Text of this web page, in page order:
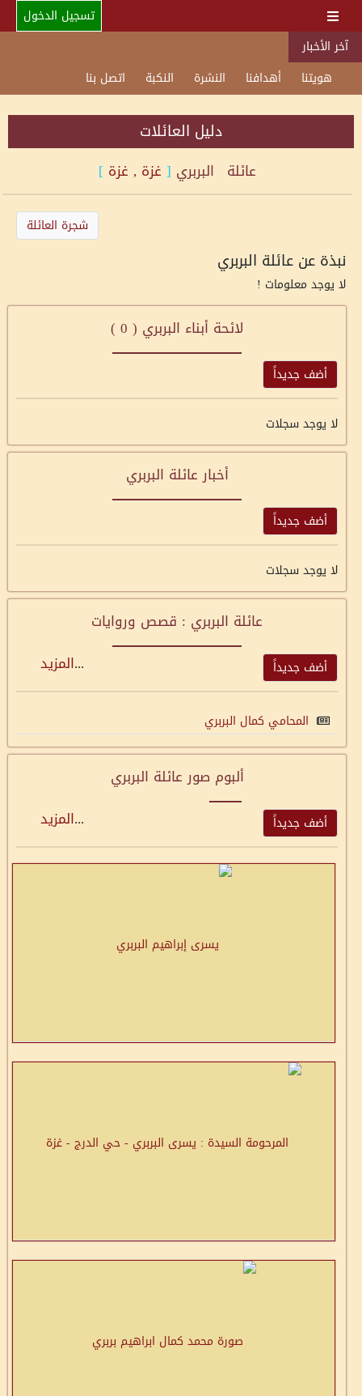
تسجيل الدخول
آخر الأخبار
هويتنا
أهدافنا النشرة النكبة اتصل بنا
دليل العائلات
عائلة البربري [ غزة , غزة ]
شجرة العائلة
نبذة عن عائلة البربري
لا يوجد معلومات !
لائحة أبناء البربري ( 0
)
أضف جديداً
لا يوجد سجلات
أخبار عائلة البربري
أضف جديداً
لا يوجد سجلات
عائلة البربري : قصص وروايات
أضف جديداً ...المزيد
المحامي كمال البربري
ألبوم صور عائلة البربري
أضف جديداً ...المزيد